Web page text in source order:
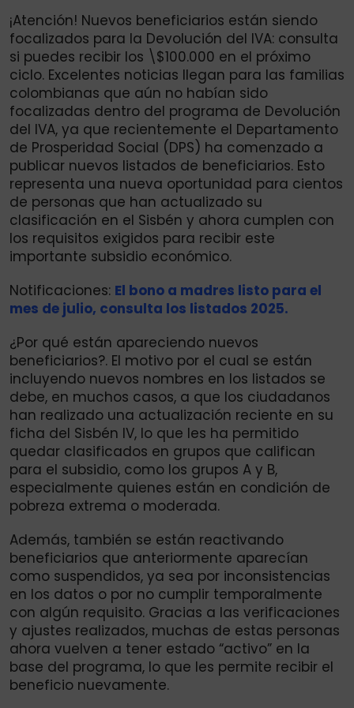
¡Atención! Nuevos beneficiarios están siendo
focalizados para la Devolución del IVA: consulta
si puedes recibir los \$100.000 en el próximo
ciclo. Excelentes noticias llegan para las familias
colombianas que aún no habían sido
focalizadas dentro del programa de Devolución
del IVA, ya que recientemente el Departamento
de Prosperidad Social (DPS) ha comenzado a
publicar nuevos listados de beneficiarios. Esto
representa una nueva oportunidad para cientos
de personas que han actualizado su
clasificación en el Sisbén y ahora cumplen con
los requisitos exigidos para recibir este
importante subsidio económico.
Notificaciones: El bono a madres listo para el
mes de julio, consulta los listados 2025.
¿Por qué están apareciendo nuevos
beneficiarios?. El motivo por el cual se están
incluyendo nuevos nombres en los listados se
debe, en muchos casos, a que los ciudadanos
han realizado una actualización reciente en su
ficha del Sisbén IV, lo que les ha permitido
quedar clasificados en grupos que califican
para el subsidio, como los grupos A y B,
especialmente quienes están en condición de
pobreza extrema o moderada.
Además, también se están reactivando
beneficiarios que anteriormente aparecían
como suspendidos, ya sea por inconsistencias
en los datos o por no cumplir temporalmente
con algún requisito. Gracias a las verificaciones
y ajustes realizados, muchas de estas personas
ahora vuelven a tener estado “activo” en la
base del programa, lo que les permite recibir el
beneficio nuevamente.